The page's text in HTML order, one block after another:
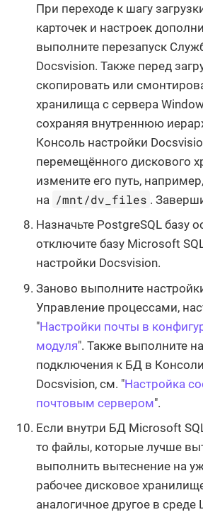
При переходе к шагу
карточек и настроек
выполните перезапуск
Docsvision. Также перед
скопировать или
хранилища с сервера
сохраняя внутреннюю
Консоль настройки
перемещённого дискового
измените его путь,
на /mnt/dv_files .
Назначьте PostgreSQL базу
отключите базу Microsoft
настройки Docsvision.
Заново выполните
Управление процессами,
"Настройки почты в
модуля". Также выполните
подключения к БД в
Docsvision, см. "Настройка
почтовым сервером".
Если внутри БД Microsoft
то файлы, которые лучше
выполнить вытеснение на
рабочее дисковое
аналогичное другое в среде